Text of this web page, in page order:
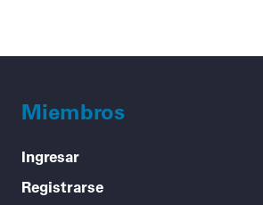
Miembros
Ingresar
Registrarse